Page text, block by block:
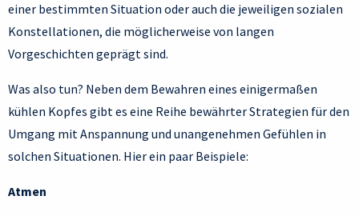
einer bestimmten Situation oder auch die jeweiligen sozialen
Konstellationen, die möglicherweise von langen
Vorgeschichten geprägt sind.
Was also tun? Neben dem Bewahren eines einigermaßen
kühlen Kopfes gibt es eine Reihe bewährter Strategien für den
Umgang mit Anspannung und unangenehmen Gefühlen in
solchen Situationen. Hier ein paar Beispiele:
Atmen